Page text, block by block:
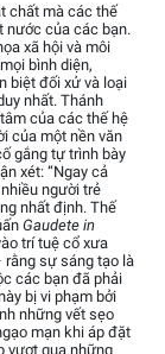
chất mà các thế
nước của các bạn.
xã hội và môi
bình diện,
biệt đối xử và loại
nhất. Thánh
của các thế hệ
của một nền văn
gắng tự trình bày
xét: “Ngay cả
người trẻ
nhất định. Thế
Gaudete in
trí tuệ cổ xưa
rằng sự sáng tạo là
các bạn đã phải
bị vi phạm bởi
những vết sẹo
mạn khi áp đặt
vượt qua những